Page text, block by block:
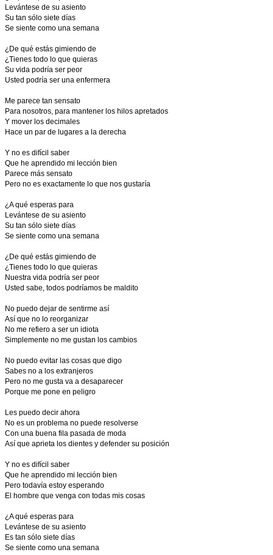
Levántese de su asiento
Su tan sólo siete días
Se siente como una semana
¿De qué estás gimiendo de
¿Tienes todo lo que quieras
Su vida podría ser peor
Usted podría ser una enfermera
Me parece tan sensato
Para nosotros, para mantener los hilos apretados
Y mover los decimales
Hace un par de lugares a la derecha
Y no es difícil saber
Que he aprendido mi lección bien
Parece más sensato
Pero no es exactamente lo que nos gustaría
¿A qué esperas para
Levántese de su asiento
Su tan sólo siete días
Se siente como una semana
¿De qué estás gimiendo de
¿Tienes todo lo que quieras
Nuestra vida podría ser peor
Usted sabe, todos podríamos be maldito
No puedo dejar de sentirme así
Así que no lo reorganizar
No me refiero a ser un idiota
Simplemente no me gustan los cambios
No puedo evitar las cosas que digo
Sabes no a los extranjeros
Pero no me gusta va a desaparecer
Porque me pone en peligro
Les puedo decir ahora
No es un problema no puede resolverse
Con una buena fila pasada de moda
Así que aprieta los dientes y defender su posición
Y no es difícil saber
Que he aprendido mi lección bien
Pero todavía estoy esperando
El hombre que venga con todas mis cosas
¿A qué esperas para
Levántese de su asiento
Es tan sólo siete días
Se siente como una semana